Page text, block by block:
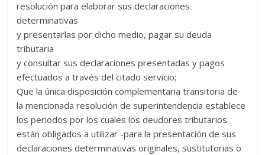
resolución para elaborar sus declaraciones
determinativas
y presentarlas por dicho medio, pagar su deuda
tributaria
y consultar sus declaraciones presentadas y pagos
efectuados a través del citado servicio;
Que la única disposición complementaria transitoria de
la mencionada resolución de superintendencia establece
los periodos por los cuales los deudores tributarios
están obligados a utilizar -para la presentación de sus
declaraciones determinativas originales, sustitutorias o